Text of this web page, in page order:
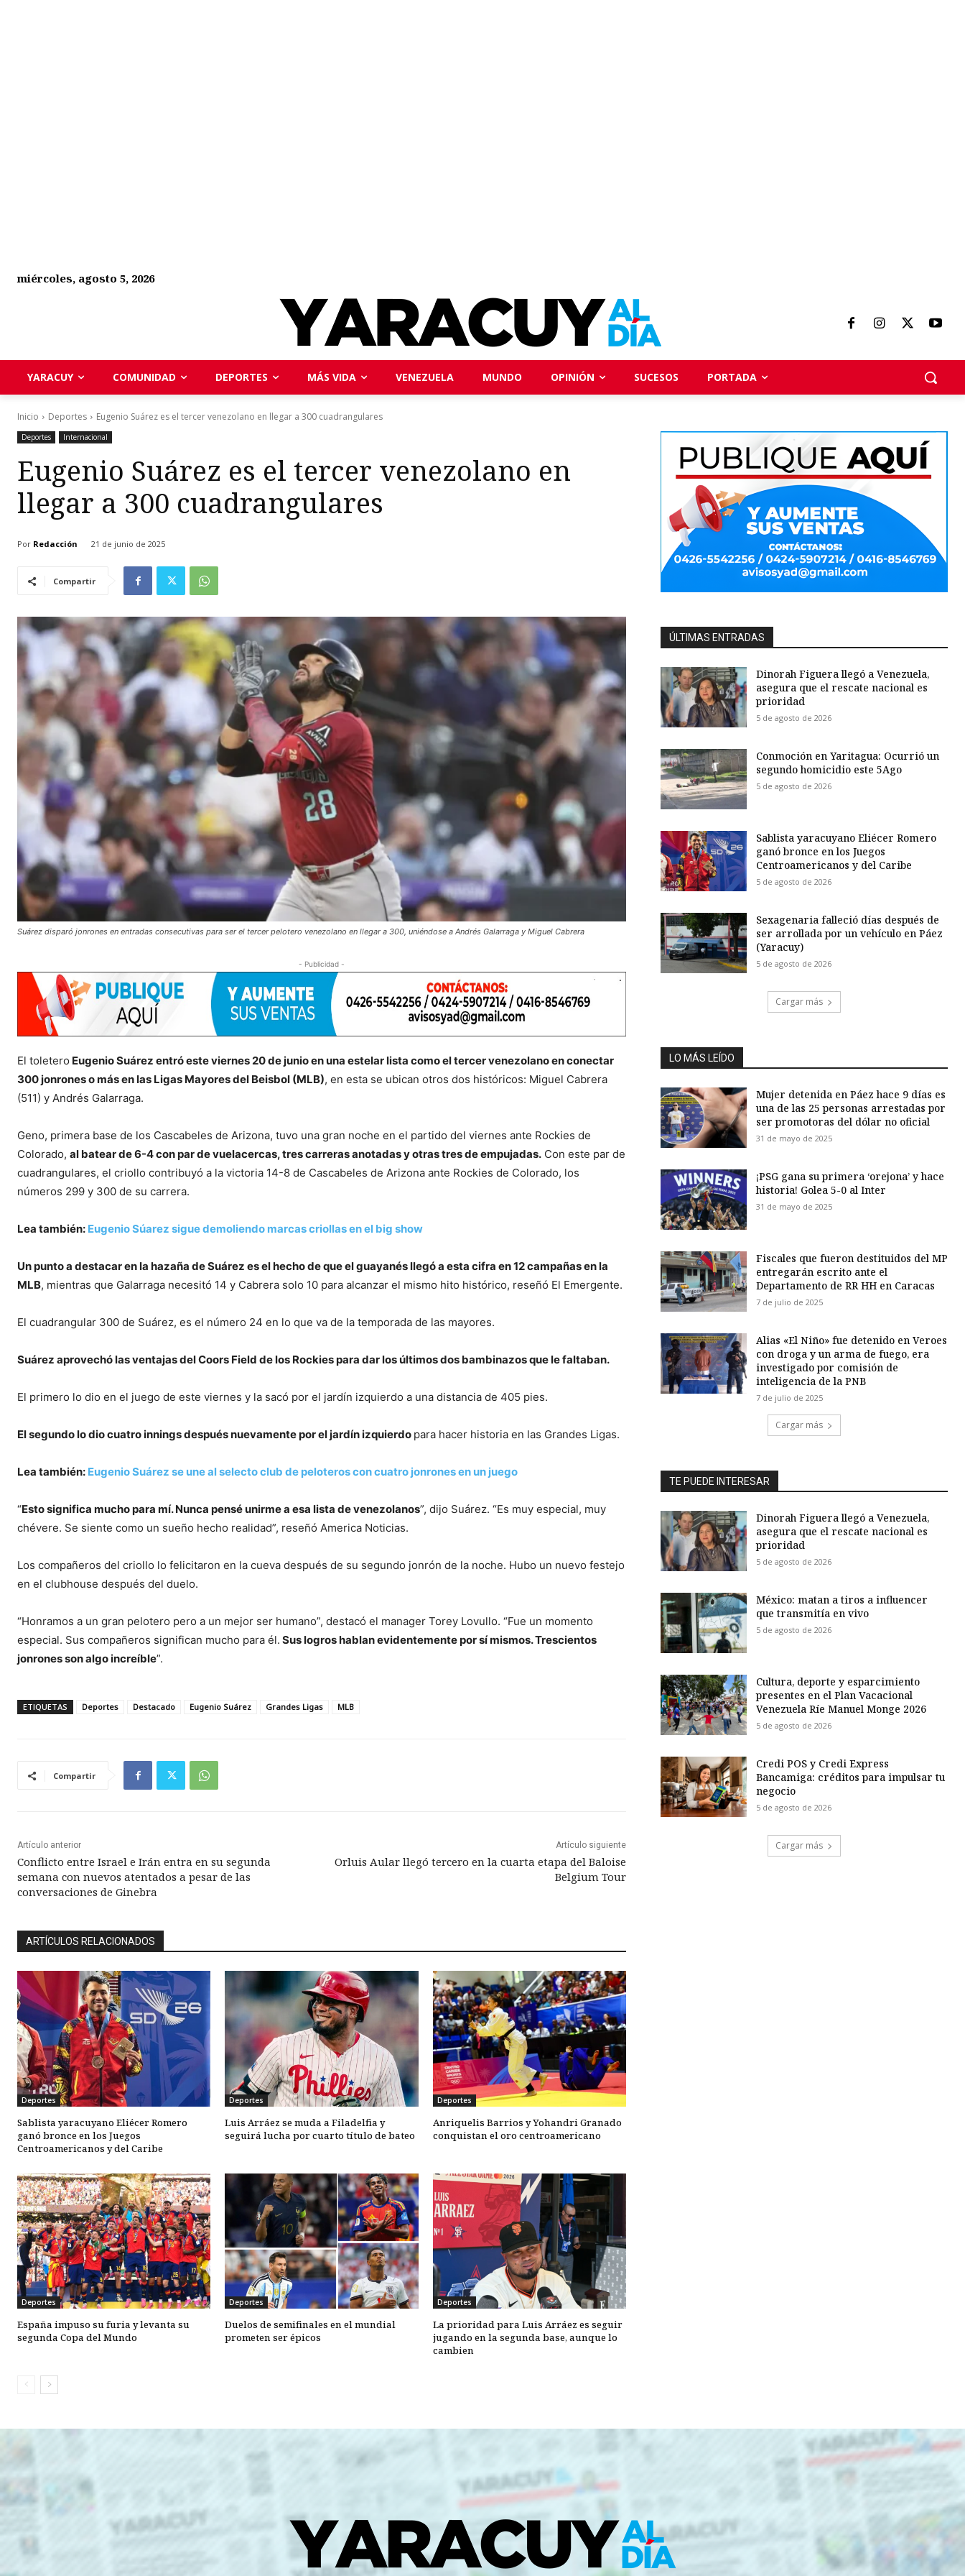
miércoles, agosto 5, 2026
YARACUY COMUNIDAD DEPORTES MÁS VIDA VENEZUELA MUNDO OPINIÓN SUCESOS PORTADA
Inicio Deportes Eugenio Suárez es el tercer venezolano en llegar a 300 cuadrangulares
Deportes Internacional
Eugenio Suárez es el tercer venezolano en
llegar a 300 cuadrangulares
Por Redacción 21 de junio de 2025
Compartir
Suárez disparó jonrones en entradas consecutivas para ser el tercer pelotero venezolano en llegar a 300, uniéndose a Andrés Galarraga y Miguel Cabrera
- Publicidad -
El toletero Eugenio Suárez entró este viernes 20 de junio en una estelar lista como el tercer venezolano en conectar
300 jonrones o más en las Ligas Mayores del Beisbol (MLB), en esta se ubican otros dos históricos: Miguel Cabrera
(511) y Andrés Galarraga.
Geno, primera base de los Cascabeles de Arizona, tuvo una gran noche en el partido del viernes ante Rockies de
Colorado, al batear de 6-4 con par de vuelacercas, tres carreras anotadas y otras tres de empujadas. Con este par de
cuadrangulares, el criollo contribuyó a la victoria 14-8 de Cascabeles de Arizona ante Rockies de Colorado, los
números 299 y 300 de su carrera.
Lea también: Eugenio Súarez sigue demoliendo marcas criollas en el big show
Un punto a destacar en la hazaña de Suárez es el hecho de que el guayanés llegó a esta cifra en 12 campañas en la
MLB, mientras que Galarraga necesitó 14 y Cabrera solo 10 para alcanzar el mismo hito histórico, reseñó El Emergente.
El cuadrangular 300 de Suárez, es el número 24 en lo que va de la temporada de las mayores.
Suárez aprovechó las ventajas del Coors Field de los Rockies para dar los últimos dos bambinazos que le faltaban.
El primero lo dio en el juego de este viernes y la sacó por el jardín izquierdo a una distancia de 405 pies.
El segundo lo dio cuatro innings después nuevamente por el jardín izquierdo para hacer historia en las Grandes Ligas.
Lea también: Eugenio Suárez se une al selecto club de peloteros con cuatro jonrones en un juego
“Esto significa mucho para mí. Nunca pensé unirme a esa lista de venezolanos”, dijo Suárez. “Es muy especial, muy
chévere. Se siente como un sueño hecho realidad”, reseñó America Noticias.
Los compañeros del criollo lo felicitaron en la cueva después de su segundo jonrón de la noche. Hubo un nuevo festejo
en el clubhouse después del duelo.
“Honramos a un gran pelotero pero a un mejor ser humano”, destacó el manager Torey Lovullo. “Fue un momento
especial. Sus compañeros significan mucho para él. Sus logros hablan evidentemente por sí mismos. Trescientos
jonrones son algo increíble”.
ETIQUETAS Deportes Destacado Eugenio Suárez Grandes Ligas MLB
Compartir
Artículo anterior
Conflicto entre Israel e Irán entra en su segunda
semana con nuevos atentados a pesar de las
conversaciones de Ginebra
Artículo siguiente
Orluis Aular llegó tercero en la cuarta etapa del Baloise
Belgium Tour
ARTÍCULOS RELACIONADOS
Deportes
Sablista yaracuyano Eliécer Romero
ganó bronce en los Juegos
Centroamericanos y del Caribe
Deportes
Luis Arráez se muda a Filadelfia y
seguirá lucha por cuarto título de bateo
Deportes
Anriquelis Barrios y Yohandri Granado
conquistan el oro centroamericano
Deportes
España impuso su furia y levanta su
segunda Copa del Mundo
Deportes
Duelos de semifinales en el mundial
prometen ser épicos
Deportes
La prioridad para Luis Arráez es seguir
jugando en la segunda base, aunque lo
cambien
ÚLTIMAS ENTRADAS
Dinorah Figuera llegó a Venezuela,
asegura que el rescate nacional es
prioridad
5 de agosto de 2026
Conmoción en Yaritagua: Ocurrió un
segundo homicidio este 5Ago
5 de agosto de 2026
Sablista yaracuyano Eliécer Romero
ganó bronce en los Juegos
Centroamericanos y del Caribe
5 de agosto de 2026
Sexagenaria falleció días después de
ser arrollada por un vehículo en Páez
(Yaracuy)
5 de agosto de 2026
Cargar más
LO MÁS LEÍDO
Mujer detenida en Páez hace 9 días es
una de las 25 personas arrestadas por
ser promotoras del dólar no oficial
31 de mayo de 2025
¡PSG gana su primera ‘orejona’ y hace
historia! Golea 5-0 al Inter
31 de mayo de 2025
Fiscales que fueron destituidos del MP
entregarán escrito ante el
Departamento de RR HH en Caracas
7 de julio de 2025
Alias «El Niño» fue detenido en Veroes
con droga y un arma de fuego, era
investigado por comisión de
inteligencia de la PNB
7 de julio de 2025
Cargar más
TE PUEDE INTERESAR
Dinorah Figuera llegó a Venezuela,
asegura que el rescate nacional es
prioridad
5 de agosto de 2026
México: matan a tiros a influencer
que transmitía en vivo
5 de agosto de 2026
Cultura, deporte y esparcimiento
presentes en el Plan Vacacional
Venezuela Ríe Manuel Monge 2026
5 de agosto de 2026
Credi POS y Credi Express
Bancamiga: créditos para impulsar tu
negocio
5 de agosto de 2026
Cargar más